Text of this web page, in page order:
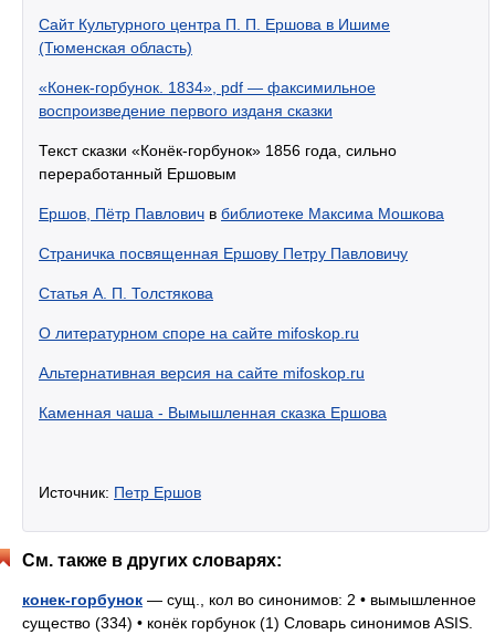
Сайт Культурного центра П. П. Ершова в Ишиме
(Тюменская область)
«Конек-горбунок. 1834», pdf — факсимильное
воспроизведение первого изданя сказки
Текст сказки «Конёк-горбунок» 1856 года, сильно
переработанный Ершовым
Ершов, Пётр Павлович в библиотеке Максима Мошкова
Страничка посвященная Ершову Петру Павловичу
Статья А. П. Толстякова
О литературном споре на сайте mifoskop.ru
Альтернативная версия на сайте mifoskop.ru
Каменная чаша - Вымышленная сказка Ершова
Источник: Петр Ершов
См. также в других словарях:
конек-горбунок — сущ., кол во синонимов: 2 • вымышленное
существо (334) • конёк горбунок (1) Словарь синонимов ASIS.